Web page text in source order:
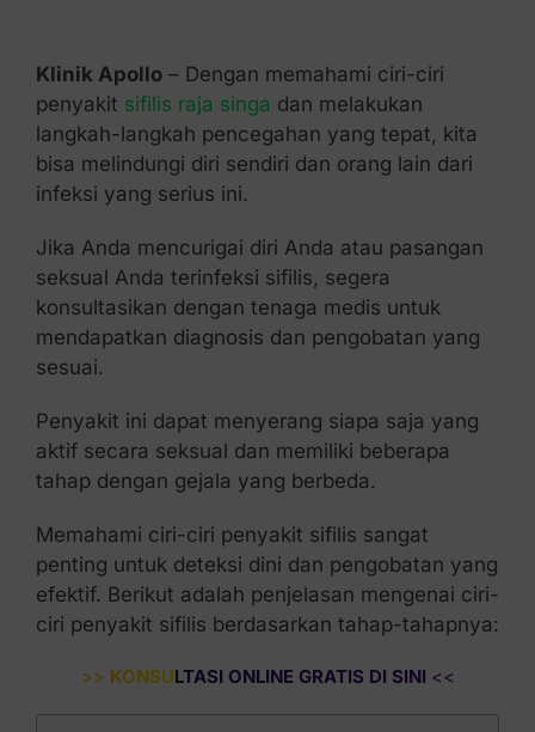
Klinik Apollo– Dengan memahami ciri-ciri
penyakit sifilis raja singa dan melakukan
langkah-langkah pencegahan yang tepat, kita
bisa melindungi diri sendiri dan orang lain dari
infeksi yang serius ini.
Jika Anda mencurigai diri Anda atau pasangan
seksual Anda terinfeksi sifilis, segera
konsultasikan dengan tenaga medis untuk
mendapatkan diagnosis dan pengobatan yang
sesuai.
Penyakit ini dapat menyerang siapa saja yang
aktif secara seksual dan memiliki beberapa
tahap dengan gejala yang berbeda.
Memahami ciri-ciri penyakit sifilis sangat
penting untuk deteksi dini dan pengobatan yang
efektif. Berikut adalah penjelasan mengenai ciri-
ciri penyakit sifilis berdasarkan tahap-tahapnya:
>> KONSULTASI ONLINE GRATIS DI SINI <<